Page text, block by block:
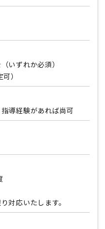
いずれか必須）
）
導経験があれば尚可
対応いたします。